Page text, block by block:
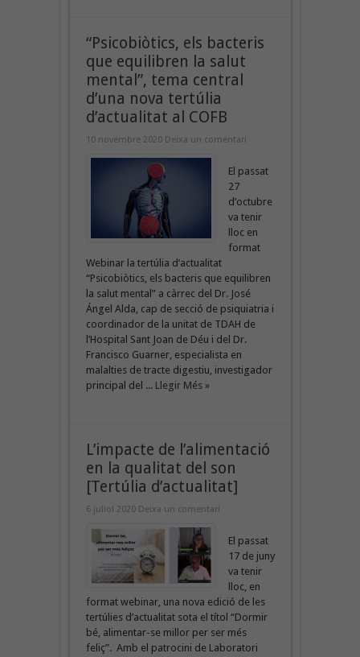
“Psicobiòtics, els bacteris
que equilibren la salut
mental”, tema central
d’una nova tertúlia
d’actualitat al COFB
10 novembre 2020 Deixa un comentari
El passat
27
d’octubre
va tenir
lloc en
format
Webinar la tertúlia d’actualitat
“Psicobiòtics, els bacteris que equilibren
la salut mental” a càrrec del Dr. José
Ángel Alda, cap de secció de psiquiatria i
coordinador de la unitat de TDAH de
l’Hospital Sant Joan de Déu i del Dr.
Francisco Guarner, especialista en
malalties de tracte digestiu, investigador
principal del ... Llegir Més »
L’impacte de l’alimentació
en la qualitat del son
[Tertúlia d’actualitat]
6 juliol 2020 Deixa un comentari
El passat
17 de juny
va tenir
lloc, en
format webinar, una nova edició de les
tertúlies d’actualitat sota el títol “Dormir
bé, alimentar-se millor per ser més
feliç”. Amb el patrocini de Laboratori